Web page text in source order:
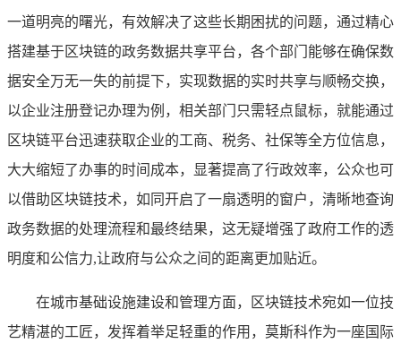
一道明亮的曙光，有效解决了这些长期困扰的问题，通过精心
搭建基于区块链的政务数据共享平台，各个部门能够在确保数
据安全万无一失的前提下，实现数据的实时共享与顺畅交换，
以企业注册登记办理为例，相关部门只需轻点鼠标，就能通过
区块链平台迅速获取企业的工商、税务、社保等全方位信息，
大大缩短了办事的时间成本，显著提高了行政效率，公众也可
以借助区块链技术，如同开启了一扇透明的窗户，清晰地查询
政务数据的处理流程和最终结果，这无疑增强了政府工作的透
明度和公信力,让政府与公众之间的距离更加贴近。
在城市基础设施建设和管理方面，区块链技术宛如一位技
艺精湛的工匠，发挥着举足轻重的作用，莫斯科作为一座国际